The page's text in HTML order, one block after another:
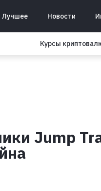
Лучшее Новости
Курсы
Jump